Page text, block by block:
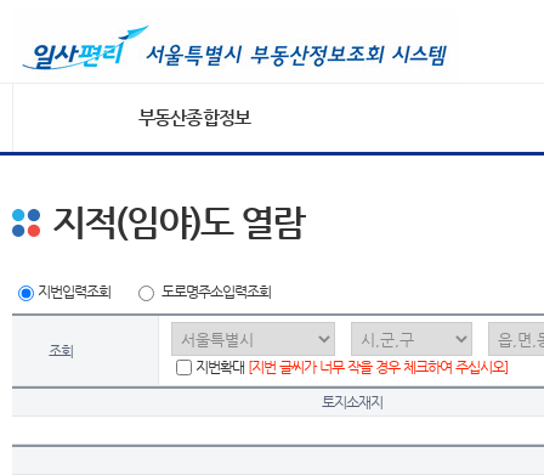
부동산종합정보
지적(임야)도 열람
지번입력조회 도로명주소입력조회
조회
지번확대 [지번 글씨가 너무 작을 경우 체크하여 주십시오]
토지소재지